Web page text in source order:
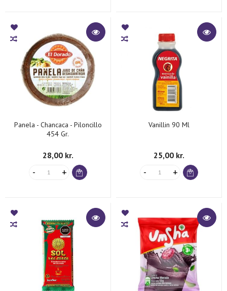
Panela - Chancaca - Piloncillo
454 Gr.
28,00 kr.
Vanillin 90 Ml
25,00 kr.